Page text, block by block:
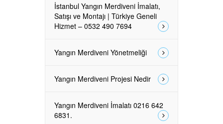
İstanbul Yangın Merdiveni İmalatı,
Satışı ve Montajı | Türkiye Geneli
Hizmet – 0532 490 7694
Yangın Merdiveni Yönetmeliği
Yangın Merdiveni Projesi Nedir
Yangın Merdiveni İmalatı 0216 642
6831.